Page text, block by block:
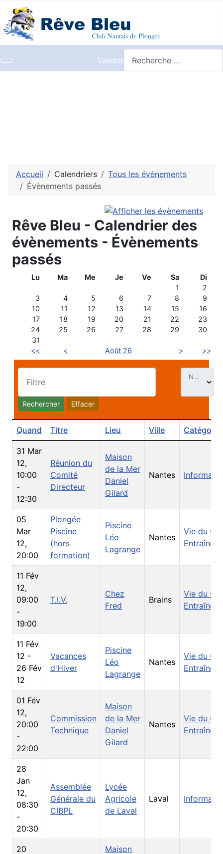
Valider
Accueil Calendriers
Tous les évènements
Évènements passés
Rêve Bleu - Calendrier des
évènements - Évènements
passés
Lu Ma Me Je Ve Sa
Di
1
2
3
4 5 6 7 8
9
10
11 12 13 14 15
16
17
18 19 20 21 22
23
24
25 26 27 28 29
30
31
<<
< Août 26 > >>
Filtre
Rechercher Effacer
Nb. Évt par page
Quand Titre Lieu Ville Catégorie
31 Mar
12,
10:00
-
12:30
Réunion du
Comité
Directeur
Maison
de la Mer
Daniel
Gilard
Nantes
05
Mar
12,
20:00
Plongée
Piscine
(hors
formation)
Piscine
Léo
Lagrange
Nantes
Vie du
11 Fév
12,
09:00
-
19:00
T.I.V.
Chez
Fred
Brains
Vie du
11 Fév
12 -
26 Fév
12
Vacances
d'Hiver
Piscine
Léo
Lagrange
Nantes
Vie du
01 Fév
12,
20:00
-
22:00
Commission
Technique
Maison
de la Mer
Daniel
Gilard
Nantes
Vie du
28
Jan
12,
08:30
-
20:30
Assemblée
Générale du
CIBPL
Lycée
Agricole
de Laval
Laval
20
Maison